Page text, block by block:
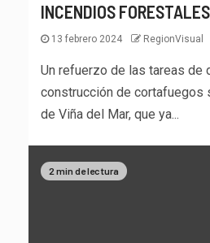
INCENDIOS FORESTALES
13 febrero 2024 RegionVisual
Un refuerzo de las tareas de
construcción de cortafuegos
de Viña del Mar, que ya...
2 min de lectura